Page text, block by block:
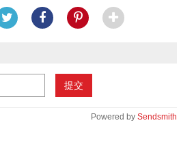
提交
Powered by Sendsmith